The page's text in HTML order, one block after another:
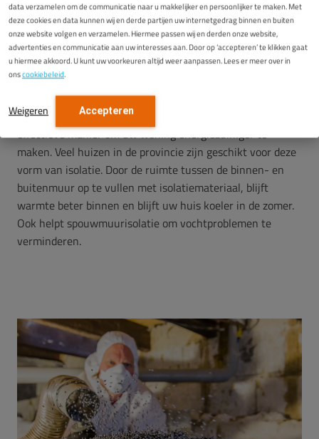
data verzamelen om de communicatie naar u makkelijker en persoonlijker te maken. Met
deze cookies en data kunnen wij en derde partijen uw internetgedrag binnen en buiten
onze website volgen en verzamelen. Hiermee passen wij en derden onze website,
advertenties en communicatie aan uw interesses aan. Door op ‘accepteren’ te klikken gaat
u hiermee akkoord. U kunt uw voorkeuren altijd weer aanpassen. Lees er meer over in
onscookiebeleid.
Weigeren Accepteren
Spouwmuurisolatie in
Groningen
Spouwmuurisolatieis in Groningen een snelle en
effectieve manier om uw woning energiezuiniger te
maken. Veel huizen in de provincie zijn geschikt voor deze
vorm van isolatie. Door de ruimte tussen de binnen- en
buitenmuur op te vullen met isolatiemateriaal, blijft
warmte beter binnen en blijft uw huis koeler in de zomer.
Ook helpt spouwmuurisolatie om vochtproblemen te
verminderen.